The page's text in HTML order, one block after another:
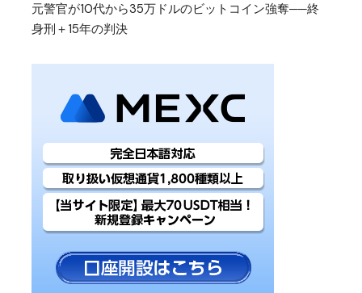
元警官が10代から35万ドルのビットコイン強奪──終
身刑＋15年の判決